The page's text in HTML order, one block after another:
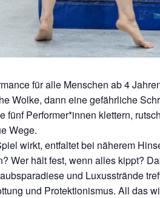
für alle Menschen ab 4
Wolke, dann eine gefährliche
fünf Performer*innen klettern,
Wege.
wirkt, entfaltet bei näherem
Wer hält fest, wenn alles kippt?
und Luxusstrände
und Protektionismus. All das